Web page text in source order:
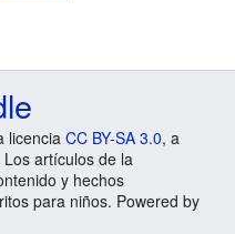
licencia CC BY-SA 3.0, a
artículos de la
y hechos
para niños. Powered by